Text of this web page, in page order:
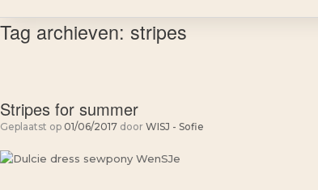
Tag archieven: stripes
Stripes for summer
Geplaatst op 01/06/2017 door WISJ - Sofie